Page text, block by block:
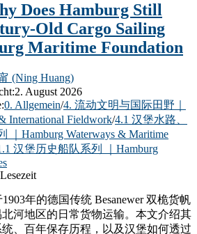
Does Hamburg Still
Old Cargo Sailing
Maritime Foundation
(Ning Huang)
2. August 2026
0. Allgemein/4. 流动文明与国际田野｜
International Fieldwork/4.1 汉堡水路、
｜Hamburg Waterways & Maritime
汉堡历史船队系列 ｜Hamburg
年的德国传统 Besanewer 双桅货帆
河地区的日常货物运输。本文介绍其
、百年保存历程，以及汉堡如何透过